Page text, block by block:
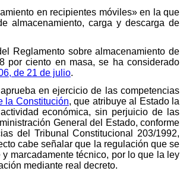
en recipientes móviles» en la que
almacenamiento, carga y descarga de
Reglamento sobre almacenamiento de
por ciento en masa, se ha considerado
de 21 de julio.
en ejercicio de las competencias
la Constitución, que atribuye al Estado la
económica, sin perjuicio de las
General del Estado, conforme
del Tribunal Constitucional 203/1992,
cabe señalar que la regulación que se
marcadamente técnico, por lo que la ley
mediante real decreto.